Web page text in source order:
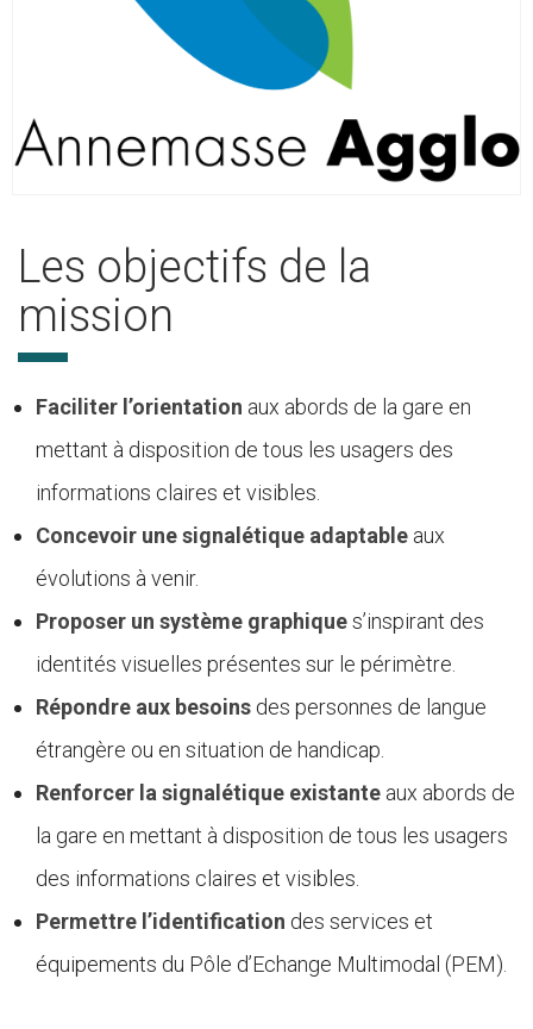
Les objectifs de la
mission
Faciliter l’orientation aux abords de la gare en
mettant à disposition de tous les usagers des
informations claires et visibles.
Concevoir une signalétique adaptable aux
évolutions à venir.
Proposer un système graphiques’inspirant des
identités visuelles présentes sur le périmètre.
Répondre aux besoins des personnes de langue
étrangère ou en situation de handicap.
Renforcer la signalétique existante aux abords de
la gare en mettant à disposition de tous les usagers
des informations claires et visibles.
Permettre l’identification des services et
équipements du Pôle d’Echange Multimodal (PEM).